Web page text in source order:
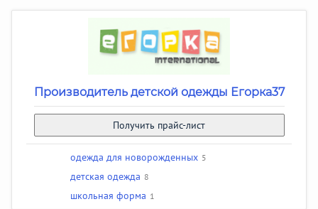
Производитель детской одежды Егорка37
Получить прайс-лист
одежда для новорожденных 5
детская одежда 8
школьная форма 1